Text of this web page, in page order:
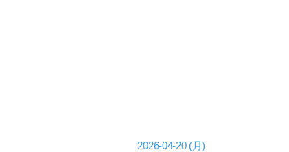
2026-04-20 (月)